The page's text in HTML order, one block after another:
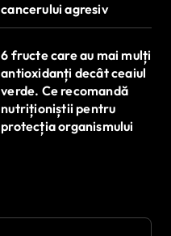
cancerului agresiv
6 fructe care au mai mulți
antioxidanți decât ceaiul
verde. Ce recomandă
nutriționiștii pentru
protecția organismului